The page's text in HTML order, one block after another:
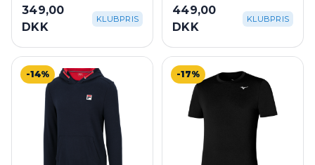
349,00
DKK
KLUBPRIS
449,00
DKK
KLUBPRIS
-14% -17%